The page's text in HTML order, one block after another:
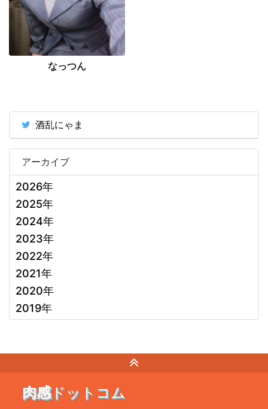
なっつん
酒乱にゃま
アーカイブ
2026年
2025年
2024年
2023年
2022年
2021年
2020年
2019年
肉感ドットコム